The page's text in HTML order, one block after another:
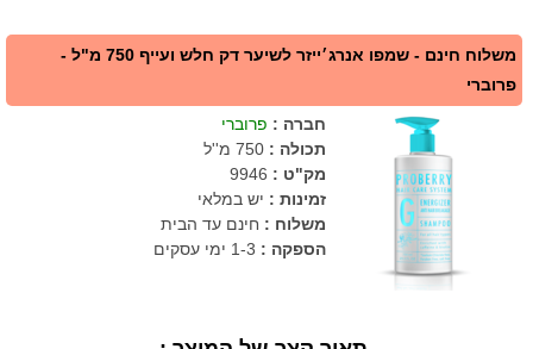
משלוח חינם - שמפו אנרג׳ייזר לשיער דק חלש ועייף 750 מ"ל -
פרוברי
חברה : פרוברי
תכולה : 750 מ''ל
מק"ט :
9946
זמינות : יש במלאי
משלוח : חינם עד הבית
הספקה : 1-3 ימי עסקים